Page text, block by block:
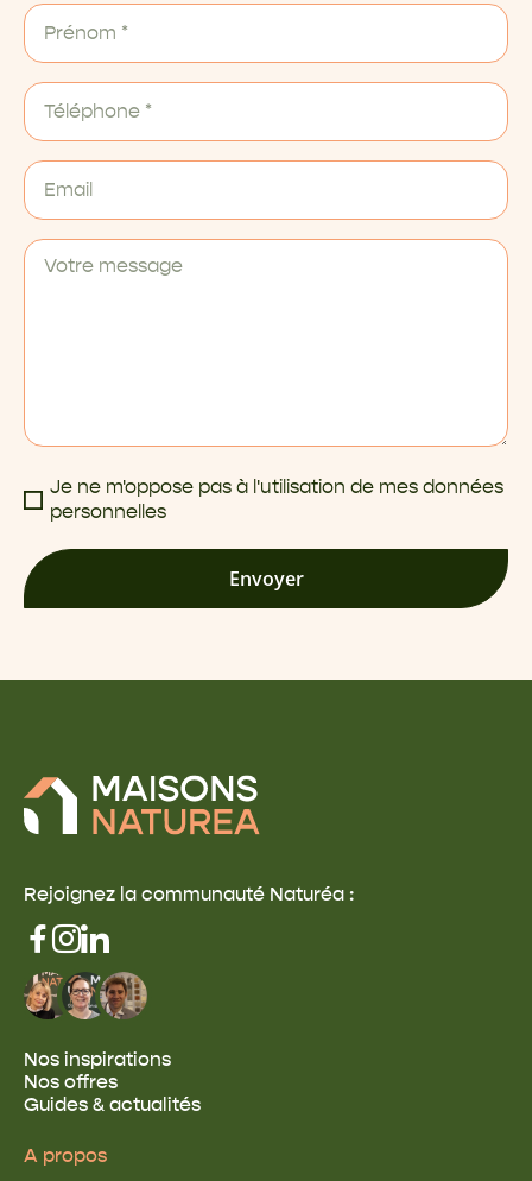
Je ne m'oppose pas à l'utilisation de mes données
personnelles
Envoyer
Rejoignez la communauté Naturéa :
Nos inspirations
Nos offres
Guides & actualités
A propos